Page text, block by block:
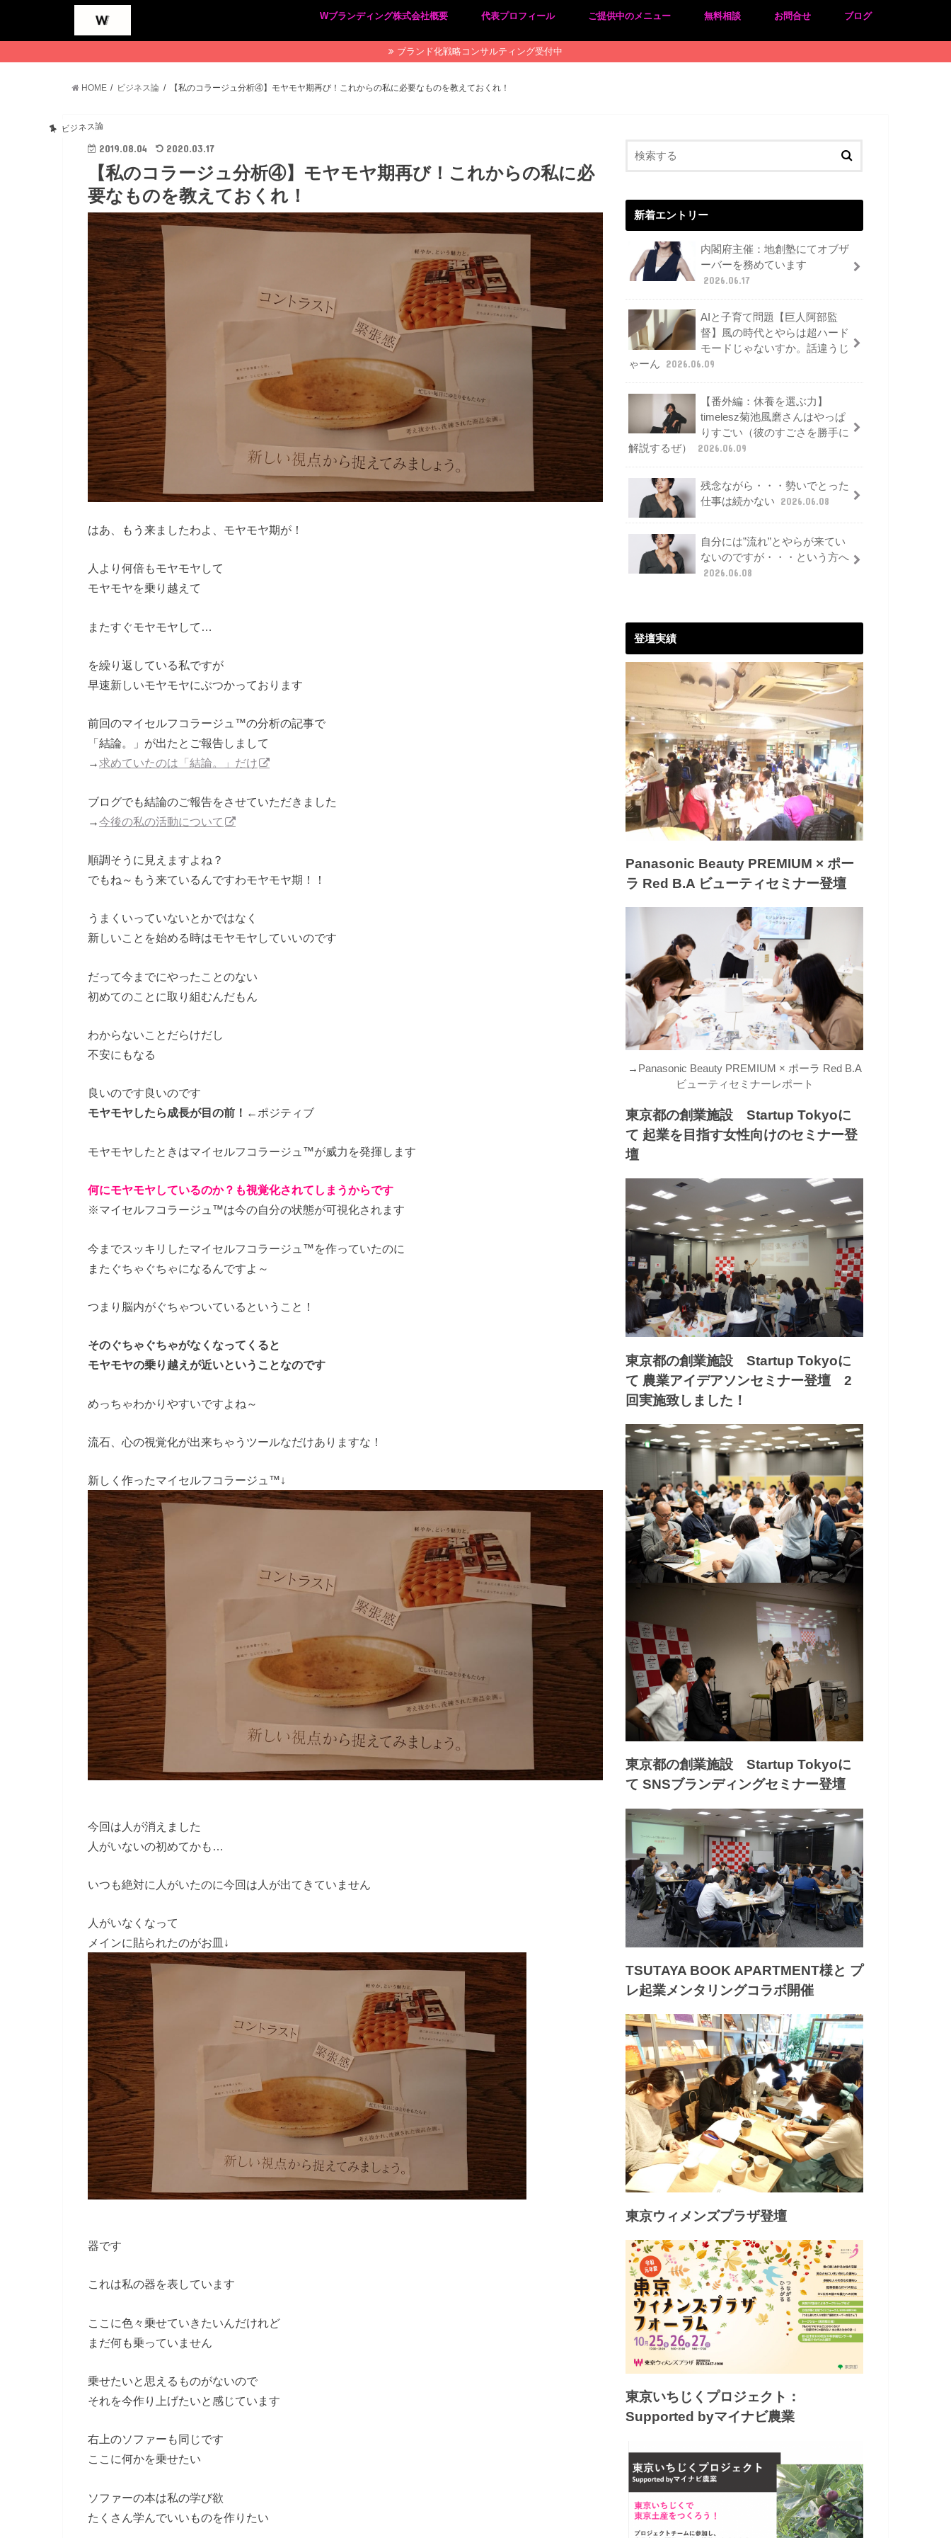
Wブランディング株式会社概要
プライバシーポリシー
特定商取引法に基づく表記
代表プロフィール ご提供中のメニュー 無料相談 お問合せ ブログ
ブランド化戦略コンサルティング受付中
HOME ビジネス論 【私のコラージュ分析④】モヤモヤ期再び！これからの私に必要なものを教えておくれ！
ビジネス論
2019.08.04 2020.03.17
【私のコラージュ分析④】モヤモヤ期再び！これからの私に必
要なものを教えておくれ！
はあ、もう来ましたわよ、モヤモヤ期が！
人より何倍もモヤモヤして
モヤモヤを乗り越えて
またすぐモヤモヤして…
を繰り返している私ですが
早速新しいモヤモヤにぶつかっております
前回のマイセルフコラージュ™の分析の記事で
「結論。」が出たとご報告しまして
→求めていたのは「結論。」だけ
ブログでも結論のご報告をさせていただきました
→今後の私の活動について
順調そうに見えますよね？
でもね～もう来ているんですわモヤモヤ期！！
うまくいっていないとかではなく
新しいことを始める時はモヤモヤしていいのです
だって今までにやったことのない
初めてのことに取り組むんだもん
わからないことだらけだし
不安にもなる
良いのです良いのです
モヤモヤしたら成長が目の前！ ←ポジティブ
モヤモヤしたときはマイセルフコラージュ™が威力を発揮します
何にモヤモヤしているのか？も視覚化されてしまうからです
※マイセルフコラージュ™は今の自分の状態が可視化されます
今までスッキリしたマイセルフコラージュ™を作っていたのに
またぐちゃぐちゃになるんですよ～
つまり脳内がぐちゃついているということ！
そのぐちゃぐちゃがなくなってくると
モヤモヤの乗り越えが近いということなのです
めっちゃわかりやすいですよね～
流石、心の視覚化が出来ちゃうツールなだけありますな！
新しく作ったマイセルフコラージュ™↓
今回は人が消えました
人がいないの初めてかも…
いつも絶対に人がいたのに今回は人が出てきていません
人がいなくなって
メインに貼られたのがお皿↓
器です
これは私の器を表しています
ここに色々乗せていきたいんだけれど
まだ何も乗っていません
乗せたいと思えるものがないので
それを今作り上げたいと感じています
右上のソファーも同じです
ここに何かを乗せたい
ソファーの本は私の学び欲
たくさん学んでいいものを作りたい
新着エントリー
内閣府主催：地創塾にてオブザ
ーバーを務めています
2026.06.17
AIと子育て問題【巨人阿部監
督】風の時代とやらは超ハード
モードじゃないすか。話違うじ
ゃーん
2026.06.09
【番外編：休養を選ぶ力】
timelesz菊池風磨さんはやっぱ
りすごい（彼のすごさを勝手に
解説するぜ）
2026.06.09
残念ながら・・・勢いでとった
仕事は続かない
2026.06.08
自分には”流れ”とやらが来てい
ないのですが・・・という方へ
2026.06.08
登壇実績
Panasonic Beauty PREMIUM × ポー
ラ Red B.A ビューティセミナー登壇
→ Panasonic Beauty PREMIUM × ポーラ Red B.A
ビューティセミナーレポート
東京都の創業施設 Startup Tokyoに
て 起業を目指す女性向けのセミナー登
壇
東京都の創業施設 Startup Tokyoに
て 農業アイデアソンセミナー登壇 2
回実施致しました！
東京都の創業施設 Startup Tokyoに
て SNSブランディングセミナー登壇
TSUTAYA BOOK APARTMENT様と プ
レ起業メンタリングコラボ開催
東京ウィメンズプラザ登壇
東京いちじくプロジェクト：
Supported byマイナビ農業